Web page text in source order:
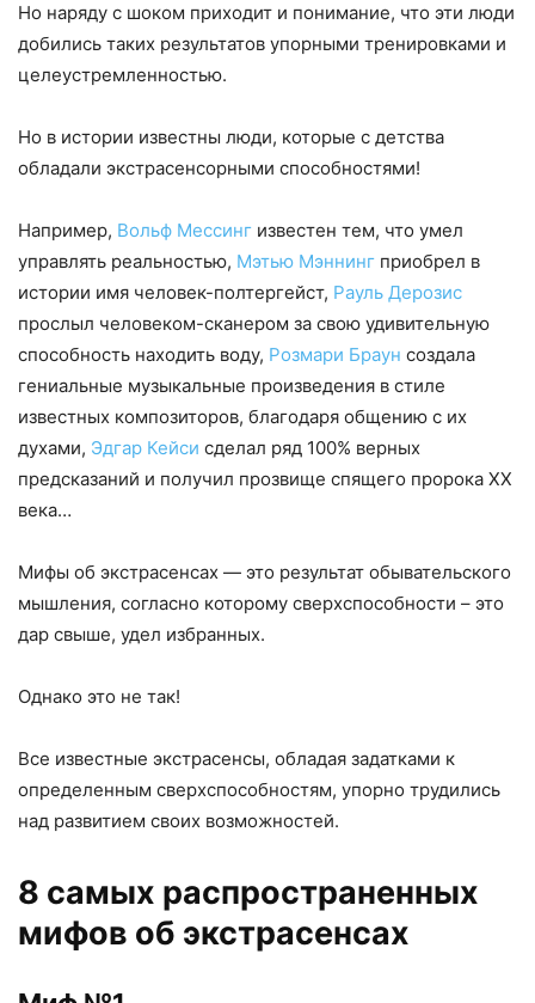
Но наряду с шоком приходит и понимание, что эти люди
добились таких результатов упорными тренировками и
целеустремленностью.
Но в истории известны люди, которые с детства
обладали экстрасенсорными способностями!
Например, Вольф Мессинг известен тем, что умел
управлять реальностью, Мэтью Мэннинг приобрел в
истории имя человек-полтергейст, Рауль Дерозис
прослыл человеком-сканером за свою удивительную
способность находить воду, Розмари Браун создала
гениальные музыкальные произведения в стиле
известных композиторов, благодаря общению с их
духами, Эдгар Кейси сделал ряд 100% верных
предсказаний и получил прозвище спящего пророка XX
века…
Мифы об экстрасенсах — это результат обывательского
мышления, согласно которому сверхспособности – это
дар свыше, удел избранных.
Однако это не так!
Все известные экстрасенсы, обладая задатками к
определенным сверхспособностям, упорно трудились
над развитием своих возможностей.
8 самых распространенных
мифов об экстрасенсах